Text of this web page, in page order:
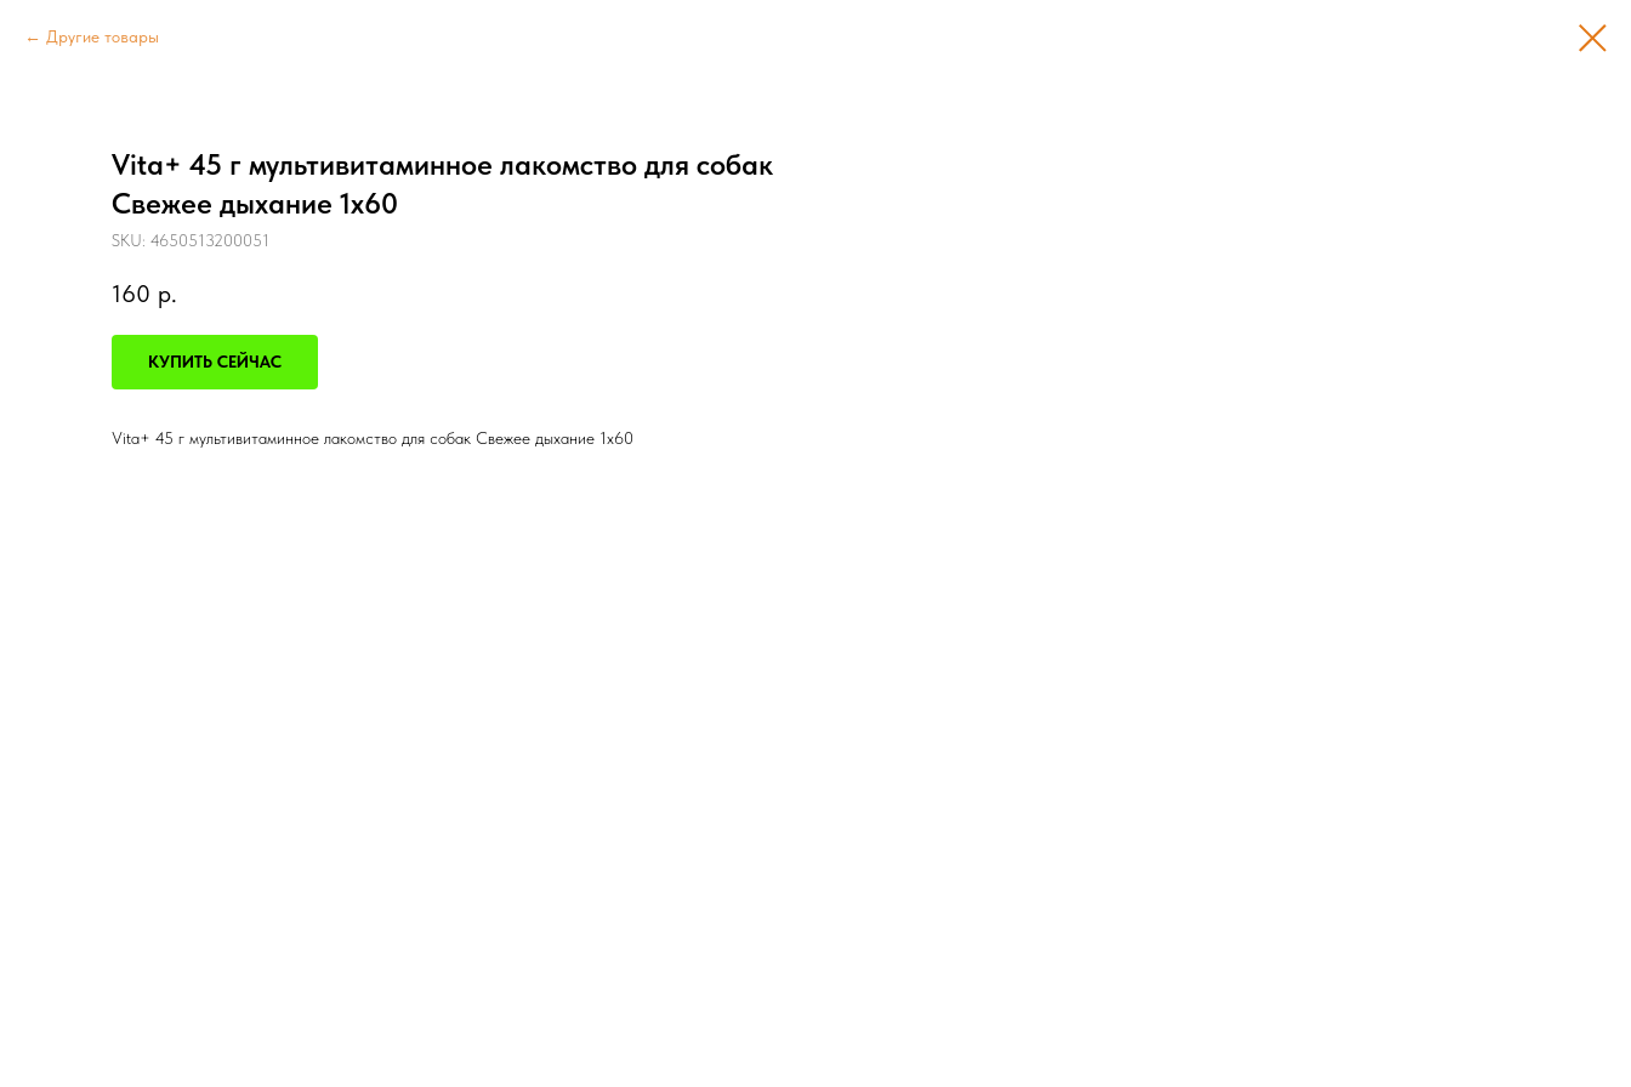
Другие товары
Vita+ 45 г мультивитаминное лакомство для собак
Свежее дыхание 1х60
SKU: 4650513200051
160 р.
КУПИТЬ СЕЙЧАС
Vita+ 45 г мультивитаминное лакомство для собак Свежее дыхание 1х60